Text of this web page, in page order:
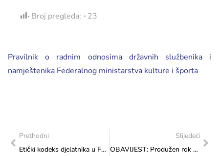
Broj pregleda: 23
Pravilnik o radnim odnosima državnih službenika i
namještenika Federalnog ministarstva kulture i športa
Prethodni
Etički kodeks djelatnika u Federalnom ministarstvu kulture i sporta
Slijedeći
OBAVIJEST: Produžen rok Javnog poziva umjetnicima FBiH do 15. 11. 2023. godine za prijave radova za realizaciju završne manifestacije „Dani Europskog nasljeđa 2023“